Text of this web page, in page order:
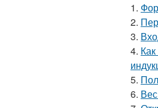
1.
2.
3.
4.
5.
6.